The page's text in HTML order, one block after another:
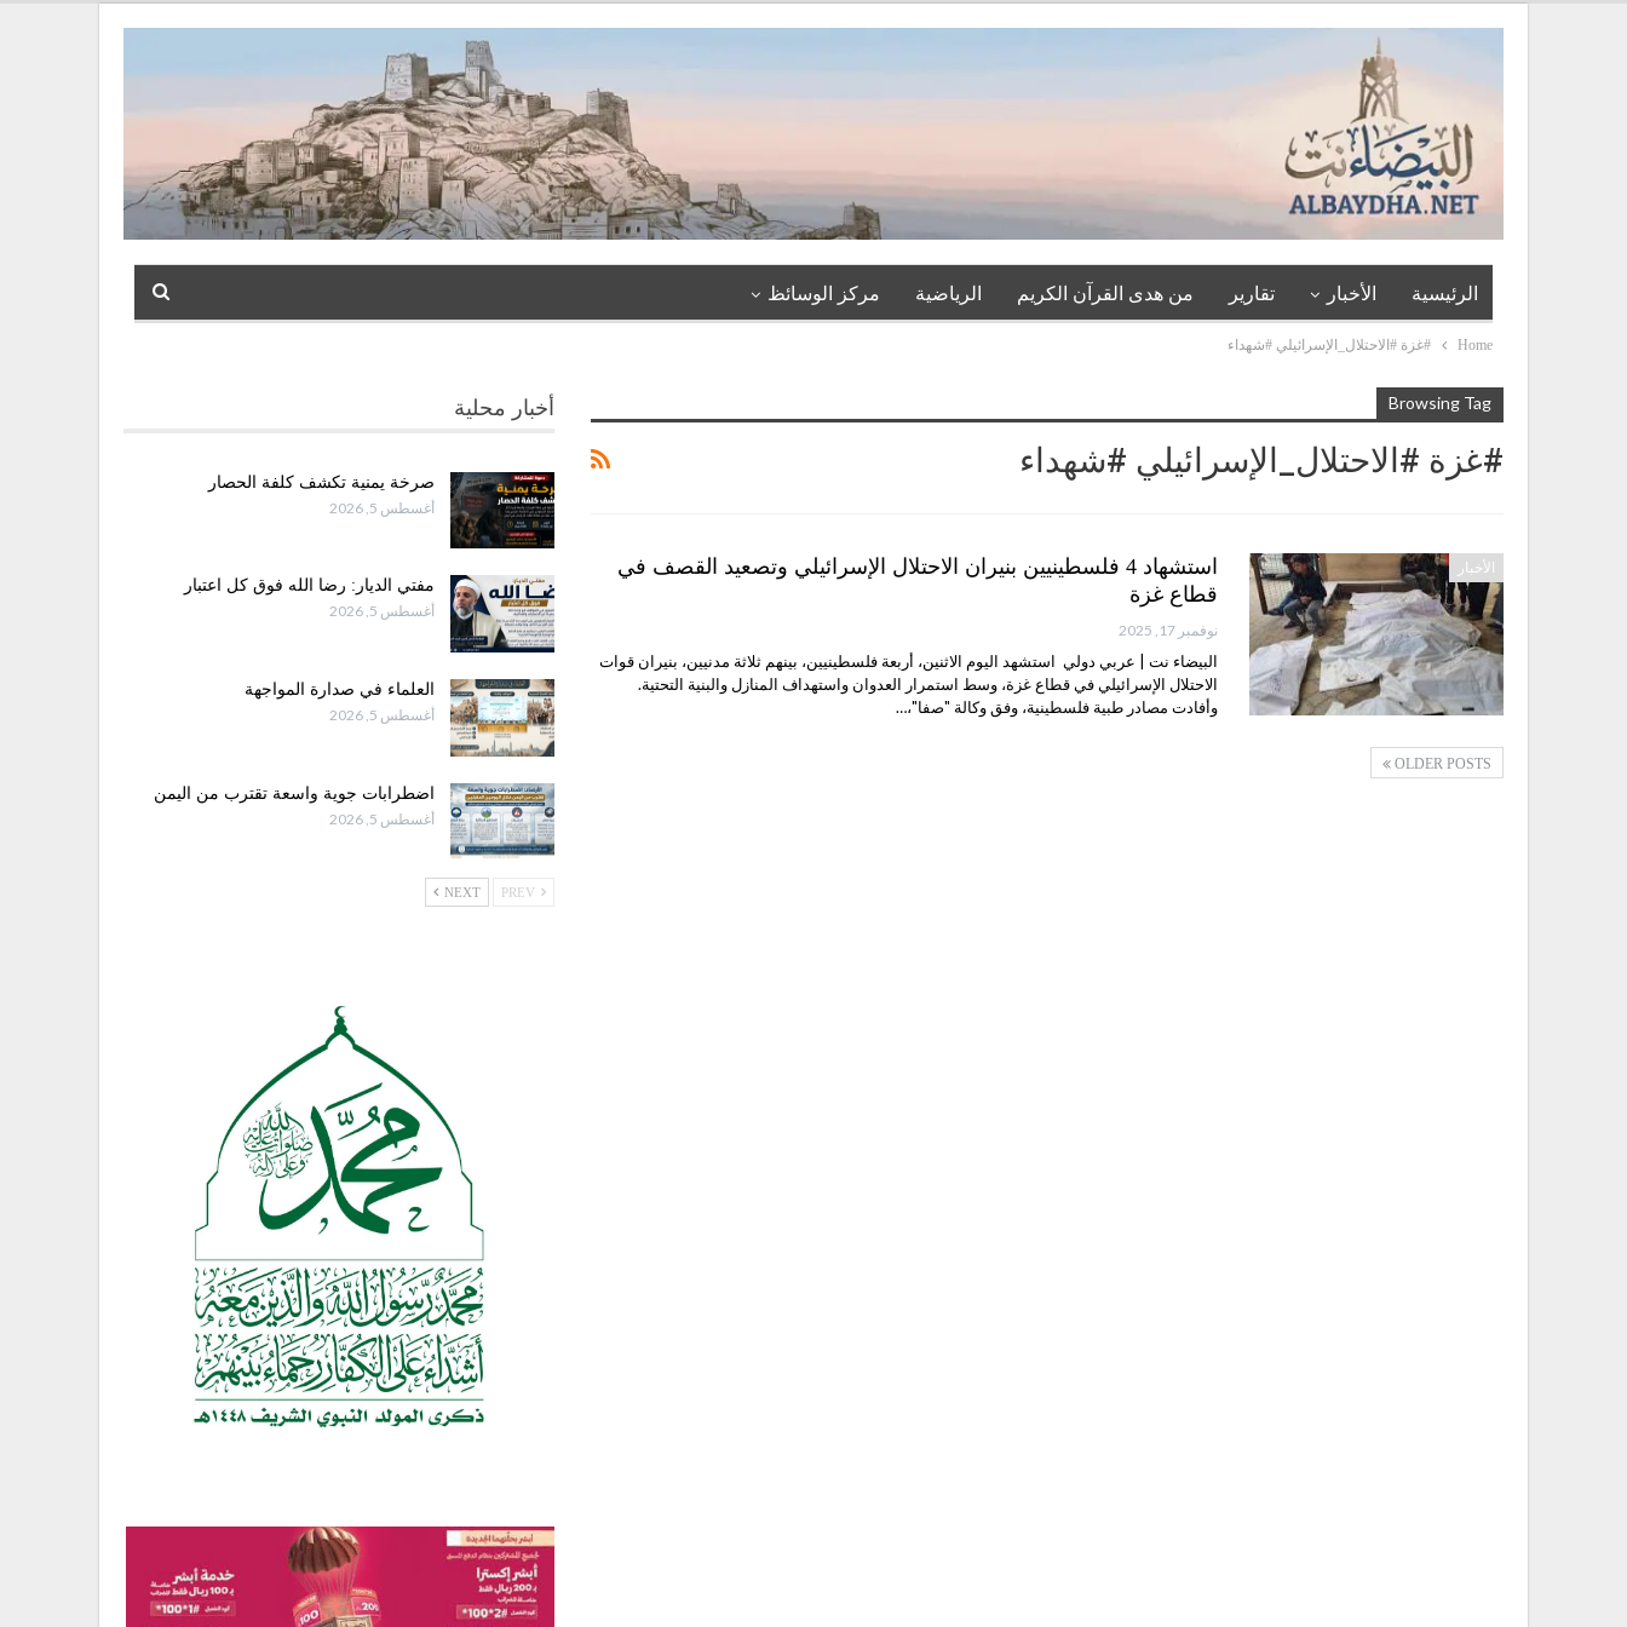
الرئيسية الأخبار تقارير من هدى القرآن الكريم الرياضية مركز الوسائظ
Home #غزة #الاحتلال_الإسرائيلي #شهداء
Browsing Tag
#غزة #الاحتلال_الإسرائيلي #شهداء
الأخبار
استشهاد 4 فلسطينيين بنيران الاحتلال الإسرائيلي وتصعيد القصف في
قطاع غزة
نوفمبر 17, 2025
البيضاء نت | عربي دولي استشهد اليوم الاثنين، أربعة فلسطينيين، بينهم ثلاثة مدنيين، بنيران قوات
الاحتلال الإسرائيلي في قطاع غزة، وسط استمرار العدوان واستهداف المنازل والبنية التحتية.
وأفادت مصادر طبية فلسطينية، وفق وكالة "صفا"،…
OLDER POSTS
أخبار محلية
صرخة يمنية تكشف كلفة الحصار
أغسطس 5, 2026
مفتي الديار: رضا الله فوق كل اعتبار
أغسطس 5, 2026
العلماء في صدارة المواجهة
أغسطس 5, 2026
اضطرابات جوية واسعة تقترب من اليمن
أغسطس 5, 2026
NEXT